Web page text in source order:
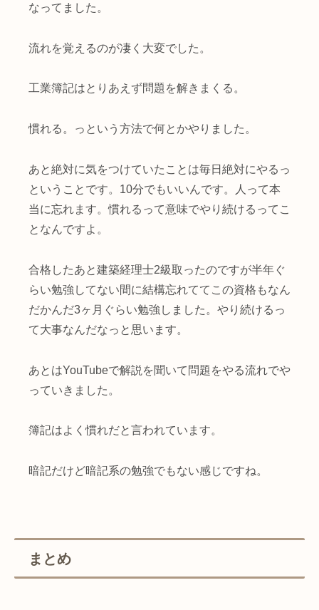
なってました。
流れを覚えるのが凄く大変でした。
工業簿記はとりあえず問題を解きまくる。
慣れる。っという方法で何とかやりました。
あと絶対に気をつけていたことは毎日絶対にやるっ
ということです。10分でもいいんです。人って本
当に忘れます。慣れるって意味でやり続けるってこ
となんですよ。
合格したあと建築経理士2級取ったのですが半年ぐ
らい勉強してない間に結構忘れててこの資格もなん
だかんだ3ヶ月ぐらい勉強しました。やり続けるっ
て大事なんだなっと思います。
あとはYouTubeで解説を聞いて問題をやる流れでや
っていきました。
簿記はよく慣れだと言われています。
暗記だけど暗記系の勉強でもない感じですね。
まとめ